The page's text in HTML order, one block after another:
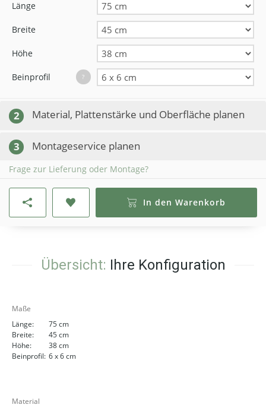
Länge
Breite
Höhe
Beinprofil ?
2 Material, Plattenstärke und Oberfläche planen
3 Montageservice planen
Frage zur Lieferung oder Montage?
In den Warenkorb
Übersicht: Ihre Konfiguration
Maße
Länge:
75 cm
Breite:
45 cm
Höhe:
38 cm
Beinprofil: 6 x 6 cm
Material